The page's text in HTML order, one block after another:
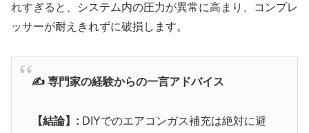
れすぎると、システム内の圧力が異常に高まり、コンプレ
ッサーが耐えきれずに破損します。
✍️ 専門家の経験からの一言アドバイス
【結論】: DIYでのエアコンガス補充は絶対に避